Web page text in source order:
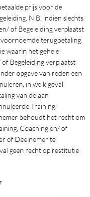
prijs voor de
N.B. indien slechts
of Begeleiding verplaatst
terugbetaling.
waarin het gehele
Begeleiding verplaatst
opgave van reden een
in welk geval
van de aan
Training,
behoudt het recht om
Coaching en/ of
of Deelnemer te
geen recht op restitutie